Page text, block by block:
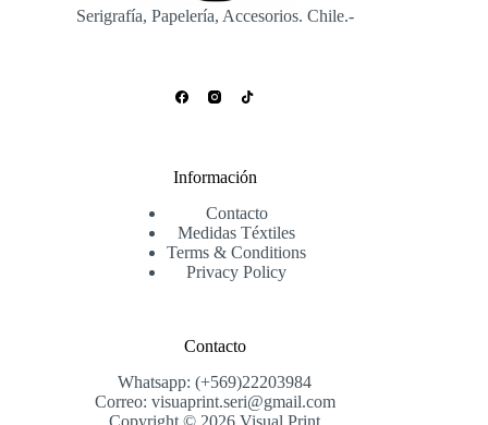
Serigrafía, Papelería, Accesorios. Chile.-
Información
Contacto
Medidas Téxtiles
Terms & Conditions
Privacy Policy
Contacto
Whatsapp: (+569)22203984
Correo: visuaprint.seri@gmail.com
Copyright © 2026 Visual Print